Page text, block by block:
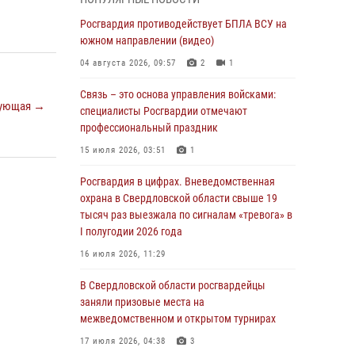
→
05 августа 2026, 05:44 10
Росгвардия противодействует БПЛА ВСУ на
04 августа 2026, 09:57 2 1
Росгвардия приняла участие в обеспечении
безопасности Дня города в Екатеринбурге
Росгвардия приняла участие в
межведомственном антитеррористическом
учении в Свердловской области
31 июля 2026, 12:27
Росгвардия обеспечивает безопасность
граждан на южном направлении
31 июля 2026, 06:56 1
Росгвардия противодействует БПЛА ВСУ на
южном направлении (видео)
04 августа 2026, 09:57 2 1
Связь – это основа управления войсками:
специалисты Росгвардии отмечают
профессиональный праздник
15 июля 2026, 03:51 1
Росгвардия в цифрах. Вневедомственная
охрана в Свердловской области свыше 19
тысяч раз выезжала по сигналам «тревога» в
I полугодии 2026 года
16 июля 2026, 11:29
В Свердловской области росгвардейцы
заняли призовые места на
межведомственном и открытом турнирах
17 июля 2026, 04:38 3